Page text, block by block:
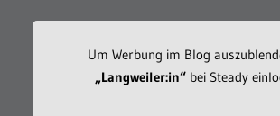
Um Werbung im Blog
„Langweiler:in“bei Steady